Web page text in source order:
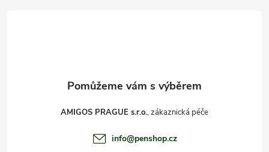
AMIGOS PRAGUE s.r.o.
info@penshop.cz